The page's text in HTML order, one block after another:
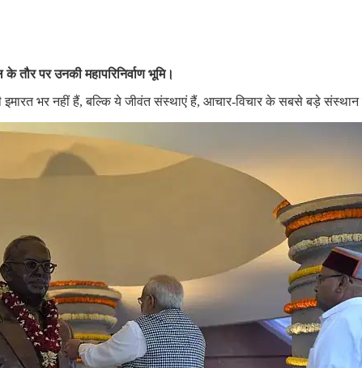
के तौर पर उनकी महापरिनिर्वाण भूमि।
इमारत भर नहीं हैं, बल्कि ये जीवंत संस्थाएं हैं, आचार-विचार के सबसे बड़े